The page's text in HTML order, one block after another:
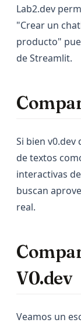
Lab2.dev
"Crear un
producto"
de Streamlit.
Si bien
de textos
interactivas
buscan
real.
V0.dev
Veamos un